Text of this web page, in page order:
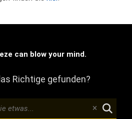
can blow your mind.
Richtige gefunden?